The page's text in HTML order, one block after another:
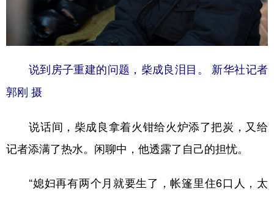
说到房子重建的问题，柴成良泪目。 新华社记者
郭刚 摄
说话间，柴成良拿着火钳给火炉添了把炭，又给
记者添满了热水。闲聊中，他透露了自己的担忧。
“媳妇再有两个月就要生了，帐篷里住6口人，太